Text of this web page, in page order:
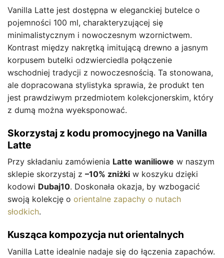
Vanilla Latte jest dostępna w eleganckiej butelce o
pojemności 100 ml, charakteryzującej się
minimalistycznym i nowoczesnym wzornictwem.
Kontrast między nakrętką imitującą drewno a jasnym
korpusem butelki odzwierciedla połączenie
wschodniej tradycji z nowoczesnością. Ta stonowana,
ale dopracowana stylistyka sprawia, że produkt ten
jest prawdziwym przedmiotem kolekcjonerskim, który
z dumą można wyeksponować.
Skorzystaj z kodu promocyjnego na Vanilla
Latte
Przy składaniu zamówienia Latte waniliowe w naszym
sklepie skorzystaj z –10% zniżki w koszyku dzięki
kodowi Dubaj10. Doskonała okazja, by wzbogacić
swoją kolekcję o orientalne zapachy o nutach
słodkich.
Kusząca kompozycja nut orientalnych
Vanilla Latte idealnie nadaje się do łączenia zapachów.